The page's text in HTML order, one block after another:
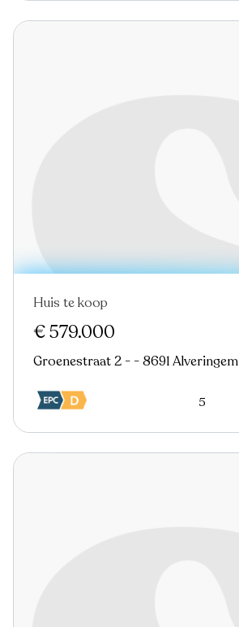
In optie
Huis te koop
€ 579.000
Groenestraat 2 - - 8691 Alveringem
5